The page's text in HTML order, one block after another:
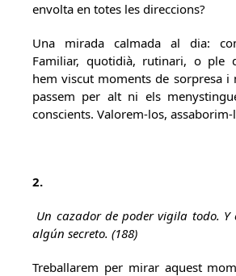
envolta en totes les direccions?
Una mirada calmada al dia:
Familiar, quotidià, rutinari, o ple
hem viscut moments de sorpresa i
passem per alt ni els
conscients. Valorem-los, assaborim-
2.
Un cazador de poder vigila todo. Y
algún secreto. (188)
Treballarem per mirar aquest